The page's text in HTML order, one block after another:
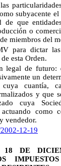
subyacente
de que
o
miembros del
para dictar las
esta Orden.
legal de futuro:
un
cuantía,
y que
cuya
como
vendedor.
12-19
18 DE